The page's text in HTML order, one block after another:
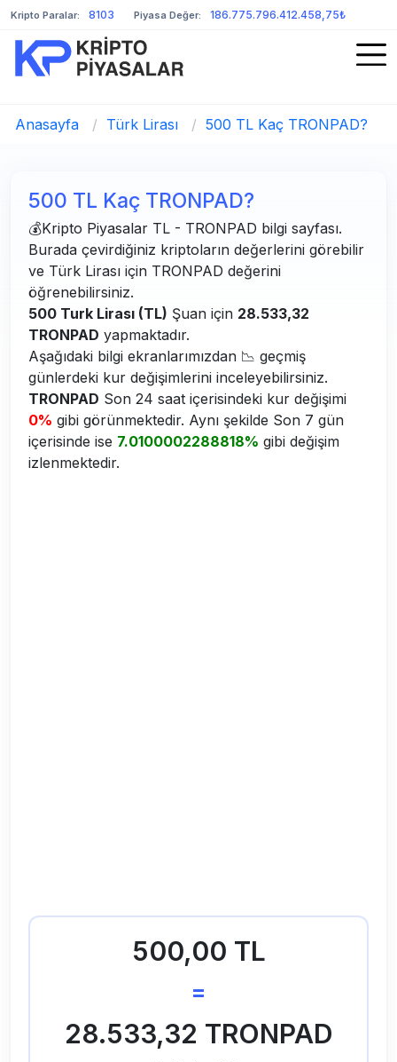
Kripto Paralar: 8103 Piyasa Değer: 186.775.796.412.458,75₺
Anasayfa / Türk Lirası / 500 TL Kaç TRONPAD?
500 TL Kaç TRONPAD?
💰Kripto Piyasalar TL - TRONPAD bilgi sayfası.
Burada çevirdiğiniz kriptoların değerlerini görebilir
ve Türk Lirası için TRONPAD değerini
öğrenebilirsiniz.
500 Turk Lirası (TL) Şuan için 28.533,32
TRONPAD yapmaktadır.
Aşağıdaki bilgi ekranlarımızdan 📉 geçmiş
günlerdeki kur değişimlerini inceleyebilirsiniz.
TRONPAD Son 24 saat içerisindeki kur değişimi
0% gibi görünmektedir. Aynı şekilde Son 7 gün
içerisinde ise 7.0100002288818% gibi değişim
izlenmektedir.
500,00 TL
=
28.533,32 TRONPAD